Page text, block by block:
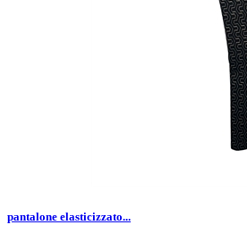
pantalone elasticizzato...